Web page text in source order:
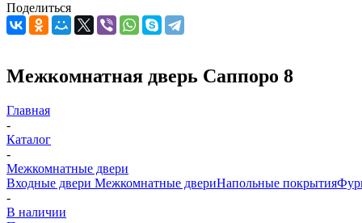
Поделиться
Межкомнатная дверь Саппоро 8
Главная
-
Каталог
-
Межкомнатные двери
Входные двери Межкомнатные двериНапольные покрытия
-
В наличии